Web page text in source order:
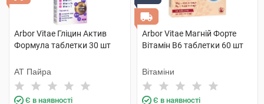
Arbor Vitae Гліцин Актив
Формула таблетки 30 шт
АТ Пайра
Є в наявності
Arbor Vitae Магній Форте
Вітамін В6 таблетки 60 шт
Вітаміни
Є в наявності